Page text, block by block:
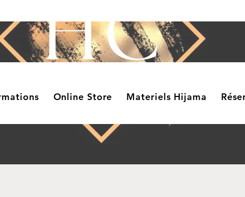
Online Store Materiels Hijama